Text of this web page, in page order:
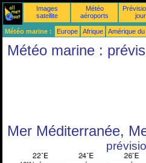
Images
satellite
Météo
aéroports
Météo marine : Europe Afrique Amérique
Météo marine :
Mer Méditerranée,